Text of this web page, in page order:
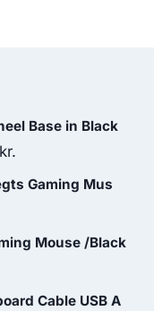
Base in Black
kr.
price
Gaming Mus
Mouse /Black
Cable USB A